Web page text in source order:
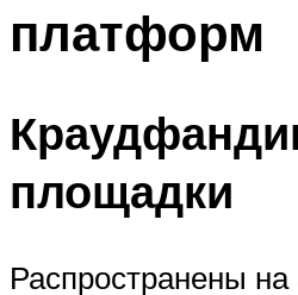
платформ
площадки
Распространены